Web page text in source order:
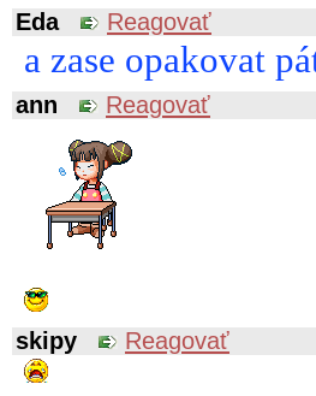
Eda
Reagovať
a zase opakovat
ann Reagovať
skipy Reagovať